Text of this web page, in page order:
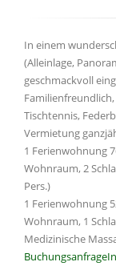
In einem
(Alleinlage,
geschmackvoll
Tischtennis,
Vermietung
1 Ferienwohnung
Wohnraum, 2
Pers.)
1 Ferienwohnung
Wohnraum, 1
Medizinische
Buchungsanfrage